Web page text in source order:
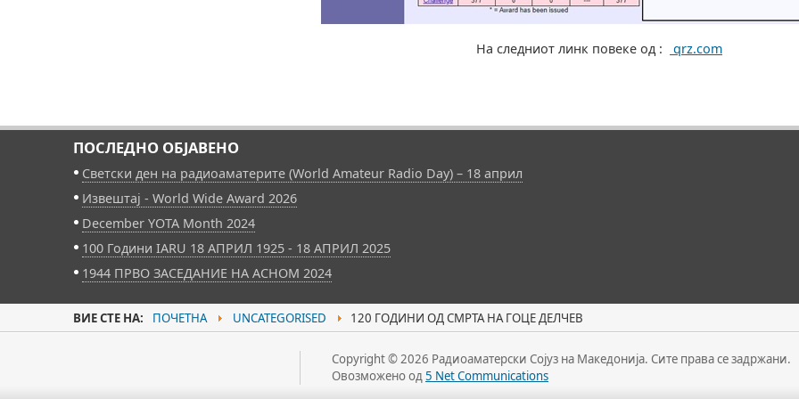
На следниот линк повеке од : qrz.com
ПОСЛЕДНО ОБЈАВЕНО
Светски ден на радиоаматерите (World Amateur Radio Day) – 18 април
Извештај - World Wide Award 2026
December YOTA Month 2024
100 Години IARU 18 АПРИЛ 1925 - 18 АПРИЛ 2025
1944 ПРВО ЗАСЕДАНИЕ НА АСНОМ 2024
ВИЕ СТЕ НА: ПОЧЕТНА UNCATEGORISED 120 ГОДИНИ ОД СМРТА НА ГОЦЕ ДЕЛЧЕВ
Copyright © 2026 Радиоаматерски Сојуз на Македонија. Сите права се задржани.
Овозможено од5 Net Communications